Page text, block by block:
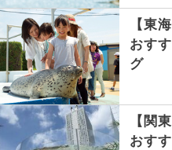
【東
おす
グ
【関
おす